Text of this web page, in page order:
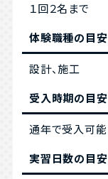
１回２名まで
体験職種の目安
設計、施工
受入時期の目安
通年で受入可能
実習日数の目安